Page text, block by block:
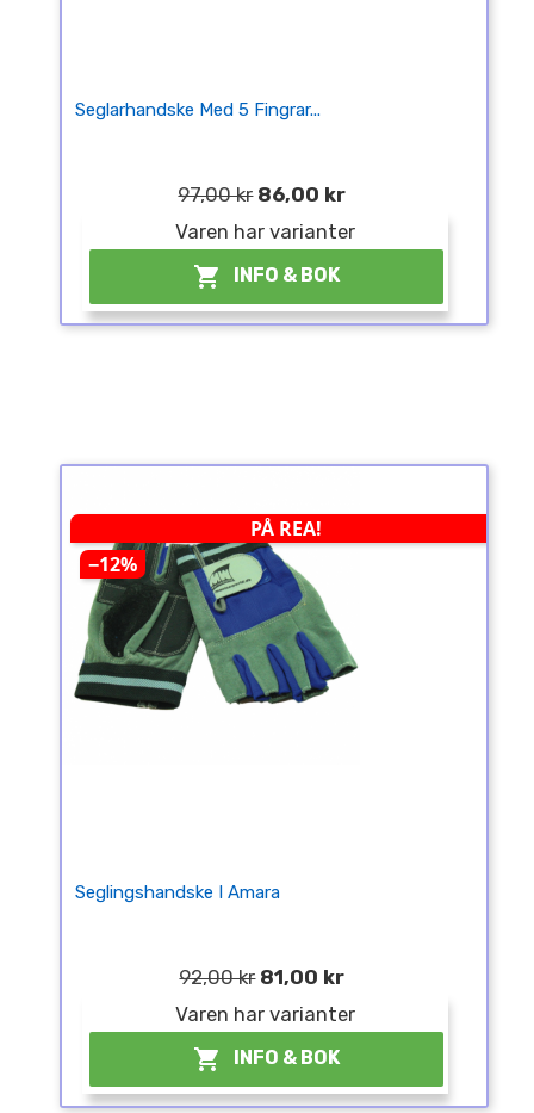
Seglarhandske Med 5 Fingrar...
97,00 kr 86,00 kr
Varen har varianter
 INFO & BOK
PÅ REA!
−12%
Seglingshandske I Amara
92,00 kr 81,00 kr
Varen har varianter
 INFO & BOK